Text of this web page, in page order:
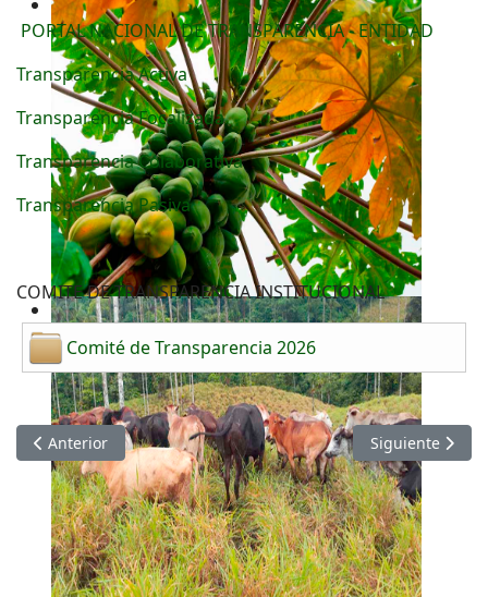
PORTAL NACIONAL DE TRANSPARENCIA - ENTIDAD
Transparencia Activa
Transparencia Focalizada
Transparencia Colaborativa
Transparencia Pasiva
COMITE DE TRANSPARENCIA INSTITUCIONAL
Comité de Transparencia 2026
Artículo anterior: Información Junio 2026
Anterior Artículo
Siguiente